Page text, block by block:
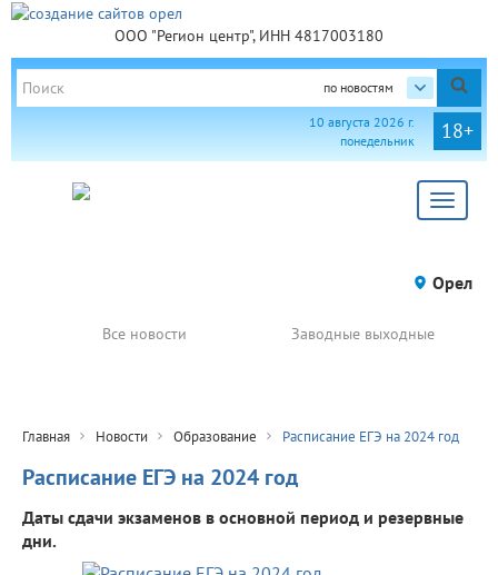
ООО "Регион центр", ИНН 4817003180
по новостям
18+
10 августа 2026 г.
понедельник
Toggle
Орел
Все новости Заводные выходные
Главная Новости Образование Расписание ЕГЭ на 2024 год
Расписание ЕГЭ на 2024 год
Даты сдачи экзаменов в основной период и резервные
дни.